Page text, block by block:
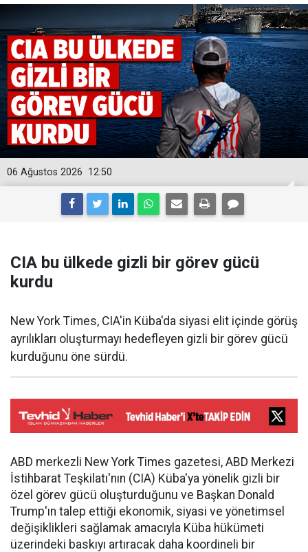
12:50
06 Ağustos 2026
CIA bu ülkede gizli bir görev gücü
kurdu
New York Times, CIA'in Küba'da siyasi elit içinde görüş
ayrılıkları oluşturmayı hedefleyen gizli bir görev gücü
kurduğunu öne sürdü.
ABD merkezli New York Times gazetesi, ABD Merkezi
İstihbarat Teşkilatı'nın (CIA) Küba'ya yönelik gizli bir
özel görev gücü oluşturduğunu ve Başkan Donald
Trump'ın talep ettiği ekonomik, siyasi ve yönetimsel
değişiklikleri sağlamak amacıyla Küba hükümeti
üzerindeki baskıyı artıracak daha koordineli bir